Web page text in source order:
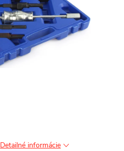
Detailné informácie